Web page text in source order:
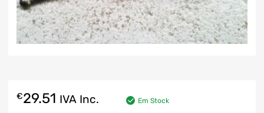
€29.51 IVA Inc. Em Stock